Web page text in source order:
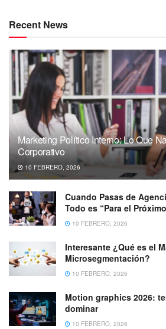
Recent News
Marketing Político Interno: Lo Que
Corporativo
10 FEBRERO, 2026
Cuando Pasas de
Todo es “Para el
10 FEBRERO, 2026
Interesante ¿Qué es el
Microsegmentación?
10 FEBRERO, 2026
Motion graphics 2026:
dominar
10 FEBRERO, 2026